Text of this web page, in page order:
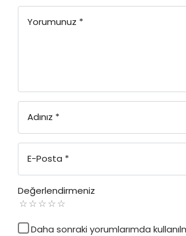
Yorumunuz *
Adınız *
E-Posta *
Değerlendirmeniz
Daha sonraki yorumlarımda